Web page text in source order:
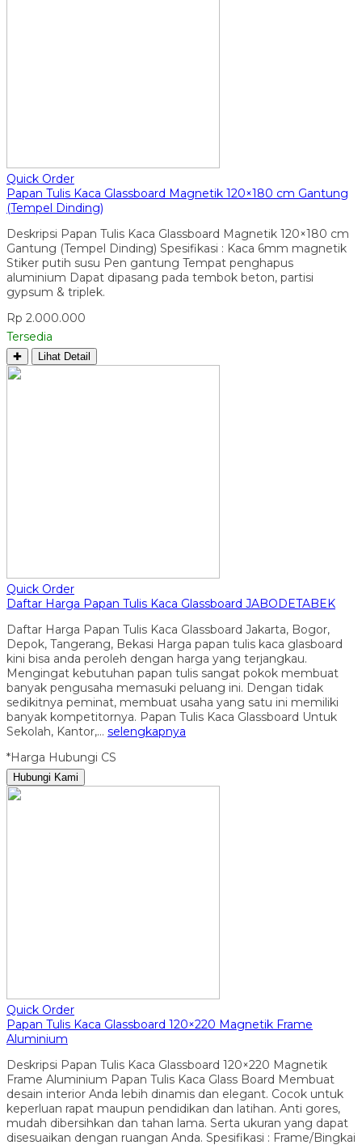
Quick Order
Papan Tulis Kaca Glassboard Magnetik 120×180 cm Gantung
(Tempel Dinding)
Deskripsi Papan Tulis Kaca Glassboard Magnetik 120×180 cm
Gantung (Tempel Dinding) Spesifikasi : Kaca 6mm magnetik
Stiker putih susu Pen gantung Tempat penghapus
aluminium Dapat dipasang pada tembok beton, partisi
gypsum & triplek.
Rp 2.000.000
Tersedia
✚ Lihat Detail
Quick Order
Daftar Harga Papan Tulis Kaca Glassboard JABODETABEK
Daftar Harga Papan Tulis Kaca Glassboard Jakarta, Bogor,
Depok, Tangerang, Bekasi Harga papan tulis kaca glasboard
kini bisa anda peroleh dengan harga yang terjangkau.
Mengingat kebutuhan papan tulis sangat pokok membuat
banyak pengusaha memasuki peluang ini. Dengan tidak
sedikitnya peminat, membuat usaha yang satu ini memiliki
banyak kompetitornya. Papan Tulis Kaca Glassboard Untuk
Sekolah, Kantor,… selengkapnya
*Harga Hubungi CS
Hubungi Kami
Quick Order
Papan Tulis Kaca Glassboard 120×220 Magnetik Frame
Aluminium
Deskripsi Papan Tulis Kaca Glassboard 120×220 Magnetik
Frame Aluminium Papan Tulis Kaca Glass Board Membuat
desain interior Anda lebih dinamis dan elegant. Cocok untuk
keperluan rapat maupun pendidikan dan latihan. Anti gores,
mudah dibersihkan dan tahan lama. Serta ukuran yang dapat
disesuaikan dengan ruangan Anda. Spesifikasi : Frame/Bingkai